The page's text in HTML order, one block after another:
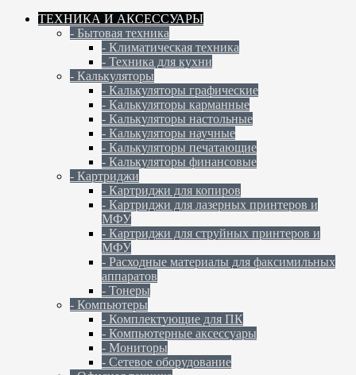
ТЕХНИКА И АКСЕССУАРЫ
- Бытовая техника
- Климатическая техника
- Техника для кухни
- Калькуляторы
- Калькуляторы графические
- Калькуляторы карманные
- Калькуляторы настольные
- Калькуляторы научные
- Калькуляторы печатающие
- Калькуляторы финансовые
- Картриджи
- Картриджи для копиров
- Картриджи для лазерных принтеров и
МФУ
- Картриджи для струйных принтеров и
МФУ
- Расходные материалы для факсимильных
аппаратов
- Тонеры
- Компьютеры
- Комплектующие для ПК
- Компьютерные аксессуары
- Мониторы
- Сетевое оборудование